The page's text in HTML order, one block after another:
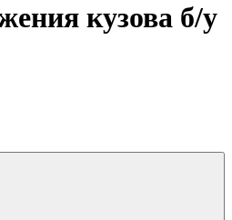
кузова б/у